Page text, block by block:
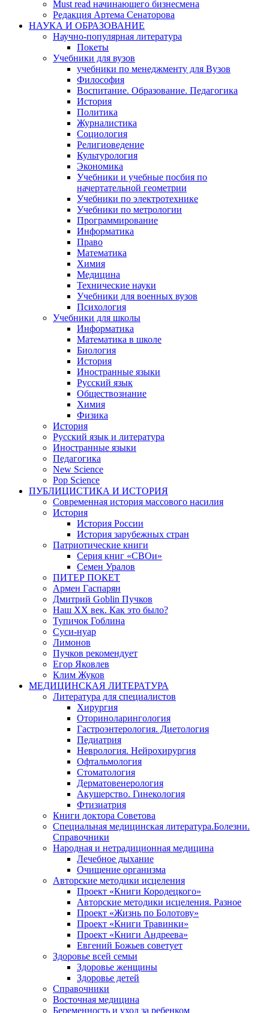
Must read начинающего бизнесмена
Редакция Артема Сенаторова
НАУКА И ОБРАЗОВАНИЕ
Научно-популярная литература
Покеты
Учебники для вузов
учебники по менеджменту для Вузов
Философия
Воспитание. Образование. Педагогика
История
Политика
Журналистика
Социология
Религиоведение
Культурология
Экономика
Учебники и учебные посбия по
начертательной геометрии
Учебники по электротехнике
Учебники по метрологии
Программирование
Информатика
Право
Математика
Химия
Медицина
Технические науки
Учебники для военных вузов
Психология
Учебники для школы
Информатика
Математика в школе
Биология
История
Иностранные языки
Русский язык
Обществознание
Химия
Физика
История
Русский язык и литература
Иностранные языки
Педагогика
New Science
Pop Science
ПУБЛИЦИСТИКА И ИСТОРИЯ
Современная история массового насилия
История
История России
История зарубежных стран
Патриотические книги
Серия книг «СВОи»
Семен Уралов
ПИТЕР ПОКЕТ
Армен Гаспарян
Дмитрий Goblin Пучков
Наш XX век. Как это было?
Тупичок Гоблина
Суси-нуар
Лимонов
Пучков рекомендует
Егор Яковлев
Клим Жуков
МЕДИЦИНСКАЯ ЛИТЕРАТУРА
Литература для специалистов
Хирургия
Оториноларингология
Гастроэнтерология. Диетология
Педиатрия
Неврология. Нейрохирургия
Офтальмология
Стоматология
Дерматовенерология
Акушерство. Гинекология
Фтизиатрия
Книги доктора Советова
Специальная медицинская литература.Болезни.
Справочники
Народная и нетрадиционная медицина
Лечебное дыхание
Очищение организма
Авторские методики исцеления
Проект «Книги Кородецкого»
Авторские методики исцеления. Разное
Проект «Жизнь по Болотову»
Проект «Книги Травинки»
Проект «Книги Андреева»
Евгений Божьев советует
Здоровье всей семьи
Здоровье женщины
Здоровье детей
Справочники
Восточная медицина
Беременность и уход за ребенком